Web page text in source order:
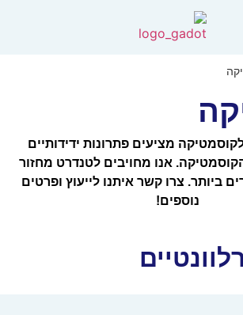
מציעים פתרונות ידידותיים
אנו מחויבים לטנדרט מחזור
ביותר. צרו קשר איתנו לייעוץ ופרטים
נוספים!